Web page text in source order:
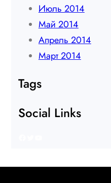
Июль 2014
Май 2014
Апрель 2014
Март 2014
Tags
Social Links